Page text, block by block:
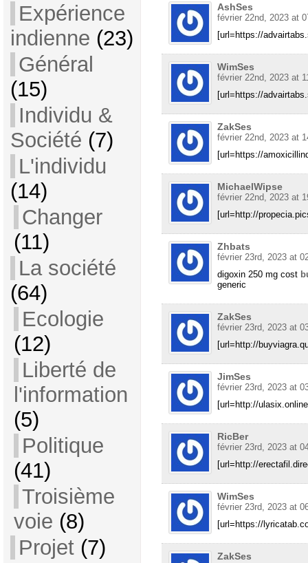
Expérience
indienne (23)
Général
(15)
Individu &
Société (7)
L'individu
(14)
Changer
(11)
La société
(64)
Ecologie
(12)
Liberté de
l'information
(5)
Politique
(41)
Troisième
voie (8)
Projet(7)
AshSes
février 22nd, 2023 at
[url=https://
WimSes
février 22nd, 2023 at
[url=https://
ZakSes
février 22nd, 2023 at
[url=https://
MichaelWipse
février 22nd, 2023 at
[url=http://
Zhbats
février 23rd, 2023 at
digoxin 250 mg cost
generic
ZakSes
février 23rd, 2023 at
[url=http://
JimSes
février 23rd, 2023 at
[url=http://
RicBer
février 23rd, 2023 at
[url=http://
WimSes
février 23rd, 2023 at
[url=https://
ZakSes